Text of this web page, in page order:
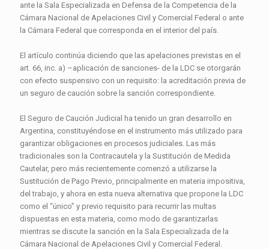
ante la Sala Especializada en Defensa de la Competencia de la
Cámara Nacional de Apelaciones Civil y Comercial Federal o ante
la Cámara Federal que corresponda en el interior del país.
El artículo continúa diciendo que las apelaciones previstas en el
art. 66, inc. a) –aplicación de sanciones- de la LDC se otorgarán
con efecto suspensivo con un requisito: la acreditación previa de
un seguro de caución sobre la sanción correspondiente.
El Seguro de Caución Judicial ha tenido un gran desarrollo en
Argentina, constituyéndose en el instrumento más utilizado para
garantizar obligaciones en procesos judiciales. Las más
tradicionales son la Contracautela y la Sustitución de Medida
Cautelar, pero más recientemente comenzó a utilizarse la
Sustitución de Pago Previo, principalmente en materia impositiva,
del trabajo, y ahora en esta nueva alternativa que propone la LDC
como el “único” y previo requisito para recurrir las multas
dispuestas en esta materia, como modo de garantizarlas
mientras se discute la sanción en la Sala Especializada de la
Cámara Nacional de Apelaciones Civil y Comercial Federal.